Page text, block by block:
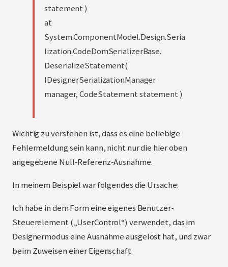
statement )
at
System.ComponentModel.Design.Seria
lization.CodeDomSerializerBase.
DeserializeStatement(
IDesignerSerializationManager
manager, CodeStatement statement )
Wichtig zu verstehen ist, dass es eine beliebige
Fehlermeldung sein kann, nicht nur die hier oben
angegebene Null-Referenz-Ausnahme.
In meinem Beispiel war folgendes die Ursache:
Ich habe in dem Form eine eigenes Benutzer-
Steuerelement („UserControl“) verwendet, das im
Designermodus eine Ausnahme ausgelöst hat, und zwar
beim Zuweisen einer Eigenschaft.